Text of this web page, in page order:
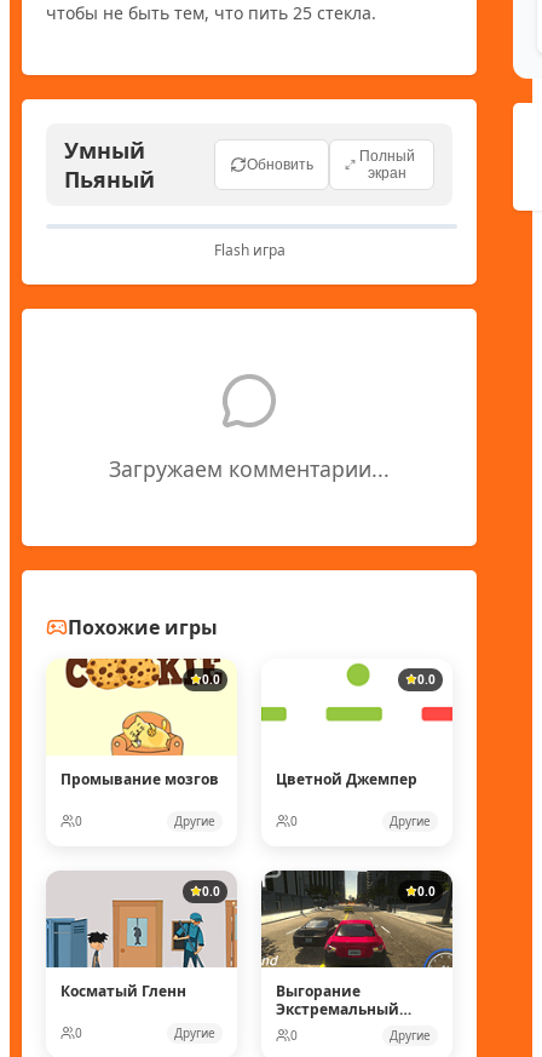
чтобы не быть тем, что пить 25 стекла.
Умный
Пьяный
Обновить
Полный
экран
Flash игра
Загружаем комментарии...
Похожие игры
0.0
Промывание мозгов
0 Другие
0.0
Цветной Джемпер
0 Другие
0.0
Косматый Гленн
0 Другие
0.0
Выгорание
Экстремальный
Дрейф 3
0 Другие